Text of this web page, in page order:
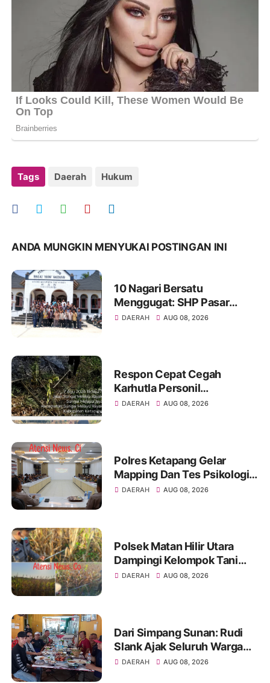
Tags Daerah Hukum
ANDA MUNGKIN MENYUKAI POSTINGAN INI
10 Nagari Bersatu
Menggugat: SHP Pasar
Payakumbuh dituding Cacat
DAERAH AUG 08, 2026
Respon Cepat Cegah
Karhutla Personil
Polsubsektor Sungai Melayu
DAERAH AUG 08, 2026
Polres Ketapang Gelar
Mapping Dan Tes Psikologi
Calon Pemegang Senpi
DAERAH AUG 08, 2026
Polsek Matan Hilir Utara
Dampingi Kelompok Tani
Desa Kuala Satong Panen
DAERAH AUG 08, 2026
Dari Simpang Sunan: Rudi
Slank Ajak Seluruh Warga
Kertapati Bersatu Dan
DAERAH AUG 08, 2026